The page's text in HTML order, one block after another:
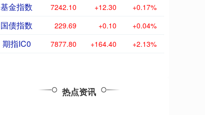
基金指数 7242.10 +12.30 +0.17%
国债指数 229.69 +0.10 +0.04%
期指IC0 7877.80 +164.40 +2.13%
热点资讯